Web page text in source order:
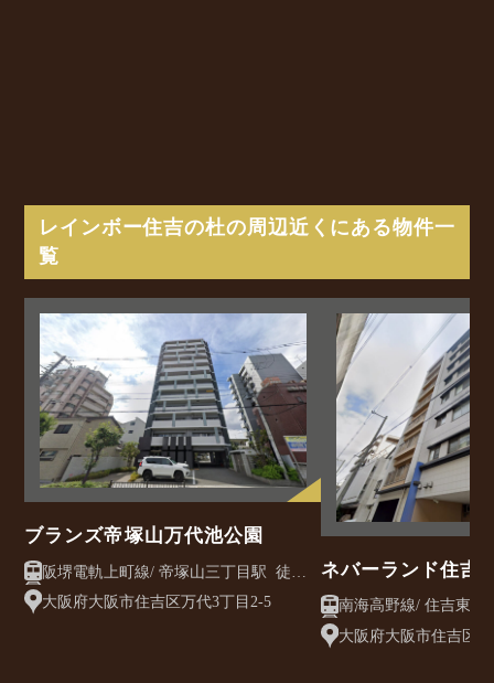
レインボー住吉の杜の周辺近くにある物件一
覧
ブランズ帝塚山万代池公園
阪堺電軌上町線/ 帝塚山三丁目駅 徒歩7
分
大阪府大阪市住吉区万代3丁目2-5
ネバーランド住吉
大阪府大阪市住吉区